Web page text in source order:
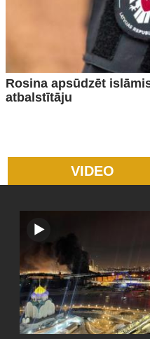
Rosina apsūdzēt
atbalstītāju
VIDEO